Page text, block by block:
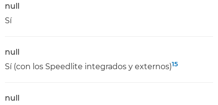
null
Sí
null
Sí (con los Speedlite integrados y externos)15
null